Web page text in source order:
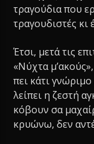
τραγούδια που
τραγουδιστές κι
Έτσι, μετά τις
«Νύχτα
πει κάτι
λείπει η ζεστή
κόβουν σα
κρυώνω, δεν